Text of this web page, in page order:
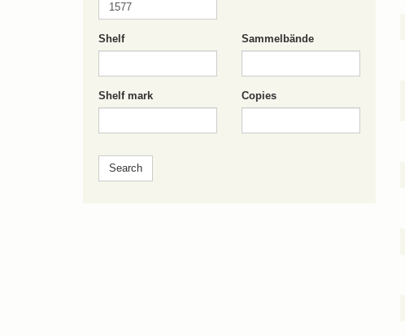
Shelf Sammelbände
Shelf mark Copies